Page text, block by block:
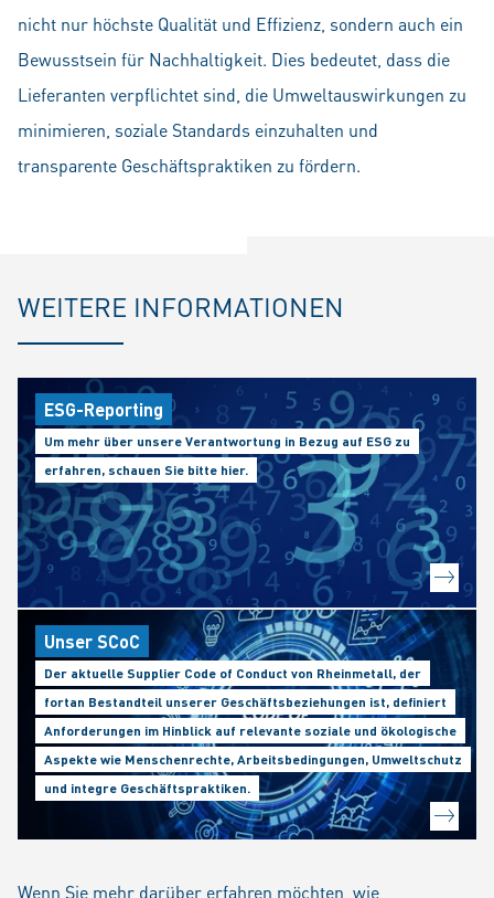
nicht nur höchste Qualität und Effizienz, sondern auch ein
Bewusstsein für Nachhaltigkeit. Dies bedeutet, dass die
Lieferanten verpflichtet sind, die Umweltauswirkungen zu
minimieren, soziale Standards einzuhalten und
transparente Geschäftspraktiken zu fördern.
WEITERE INFORMATIONEN
ESG-Reporting
Um mehr über unsere Verantwortung in Bezug auf ESG zu
erfahren, schauen Sie bitte hier.
Unser SCoC
Der aktuelle Supplier Code of Conduct von Rheinmetall, der
fortan Bestandteil unserer Geschäftsbeziehungen ist, definiert
Anforderungen im Hinblick auf relevante soziale und ökologische
Aspekte wie Menschenrechte, Arbeitsbedingungen, Umweltschutz
und integre Geschäftspraktiken.
Wenn Sie mehr darüber erfahren möchten, wie